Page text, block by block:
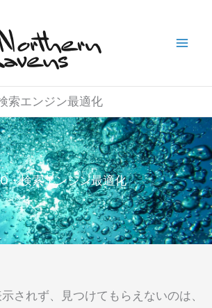
索エンジン最適化
・検索エンジン最適化
されず、見つけてもらえないのは、